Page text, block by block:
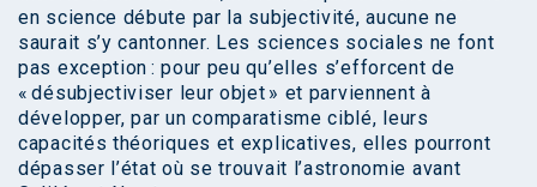
en science débute par la subjectivité, aucune ne
saurait s’y cantonner. Les sciences sociales ne font
pas exception : pour peu qu’elles s’efforcent de
« désubjectiviser leur objet » et parviennent à
développer, par un comparatisme ciblé, leurs
capacités théoriques et explicatives, elles pourront
dépasser l’état où se trouvait l’astronomie avant